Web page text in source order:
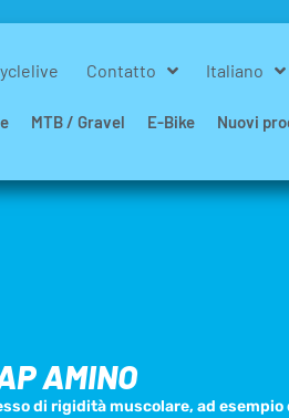
Contatto Italiano
MTB / Gravel E-Bike Nuovi
AMINO
di rigidità muscolare, ad esempio